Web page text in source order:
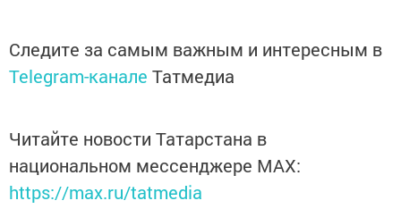
Следите за самым важным и интересным в
Telegram-канале Татмедиа
Читайте новости Татарстана в
национальном мессенджере MАХ:
https://max.ru/tatmedia